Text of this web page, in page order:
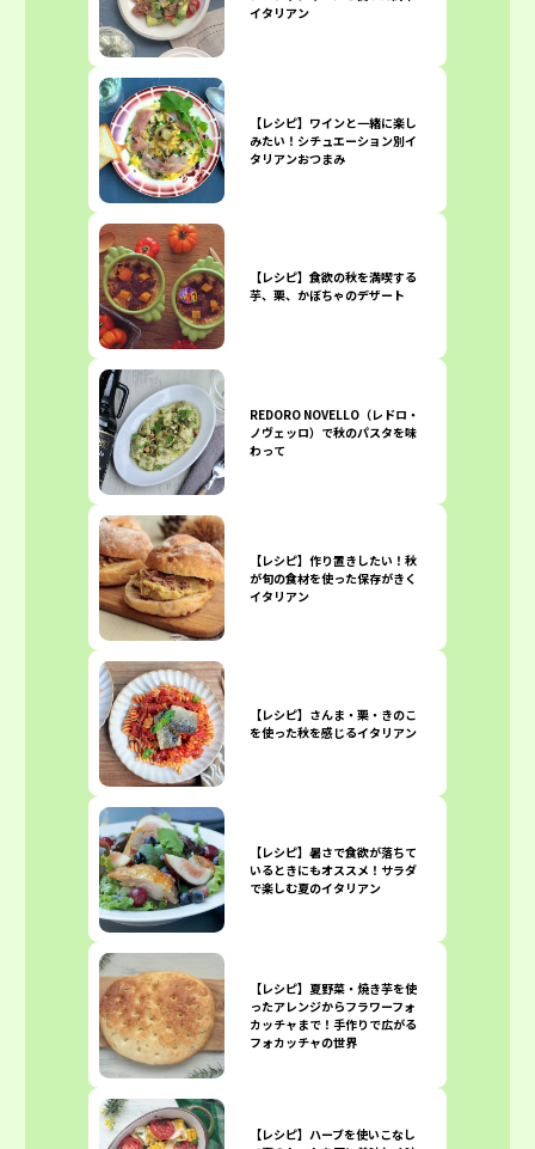
イタリアン
【レシピ】ワインと一緒に楽し
みたい！シチュエーション別イ
タリアンおつまみ
【レシピ】食欲の秋を満喫する
芋、栗、かぼちゃのデザート
REDORO NOVELLO（レドロ・
ノヴェッロ）で秋のパスタを味
わって
【レシピ】作り置きしたい！秋
が旬の食材を使った保存がきく
イタリアン
【レシピ】さんま・栗・きのこ
を使った秋を感じるイタリアン
【レシピ】暑さで食欲が落ちて
いるときにもオススメ！サラダ
で楽しむ夏のイタリアン
【レシピ】夏野菜・焼き芋を使
ったアレンジからフラワーフォ
カッチャまで！手作りで広がる
フォカッチャの世界
【レシピ】ハーブを使いこなし